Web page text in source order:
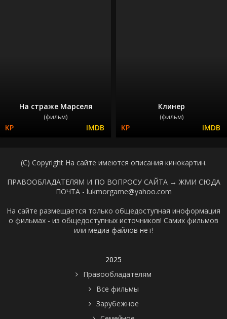
На страже Марселя
(фильм)
Клинер
(фильм)
(C) Copyright На сайте имеются описания кинокартин.
ПРАВООБЛАДАТЕЛЯМ И ПО ВОПРОСУ САЙТА → ЖМИ СЮДА
ПОЧТА - lukmorgame@yahoo.com
На сайте размещается только общедоступная иноформация
о фильмах - из общедоступных источников! Самих фильмов
или медиа файлов нет!
2025
Правообладателям
Все фильмы
Зарубежное